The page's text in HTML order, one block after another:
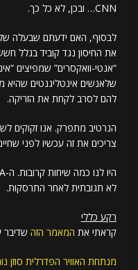
CNN… ובכן, לא כל כך.
לבסוף, האם ידעתם שבעלה של
את החיסון נגד קוביד בגלל
“אנטי-וואקסרים” שמפיצים
שלאנשים אינטליגנטים שהיא
להם לסרב לקחת את הזריקה.
הנרטיב מתפרק. אנו זקוקים
צריכים את זה עכשיו לפני
לא תגובתית לאחר התרסקות.
רקע כללי
קראתי את המאמר הזה שדיבר
מנתחת האוויר הפדרלית סוזן